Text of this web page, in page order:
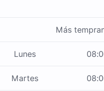
Más
Lunes
Martes